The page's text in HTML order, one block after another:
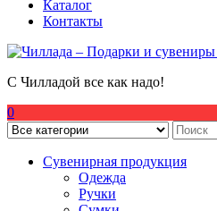
Каталог
Контакты
С Чилладой все как надо!
0
Сувенирная продукция
Одежда
Ручки